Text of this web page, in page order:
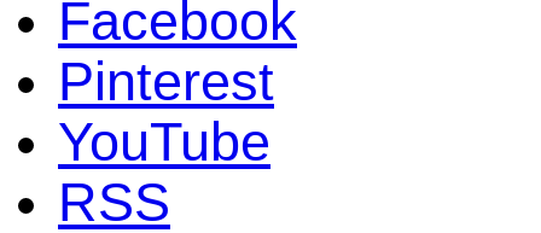
Facebook
Pinterest
YouTube
RSS